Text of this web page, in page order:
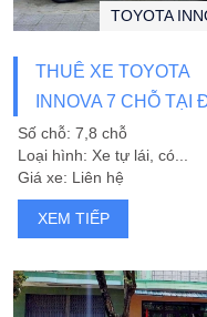
THUÊ XE TOYOTA
INNOVA 7 CHỖ TẠI
NẴNG
TOYOTA
Số chỗ: 7,8 chỗ
Loại hình: Xe tự lái, có...
Giá xe: Liên hệ
XEM TIẾP